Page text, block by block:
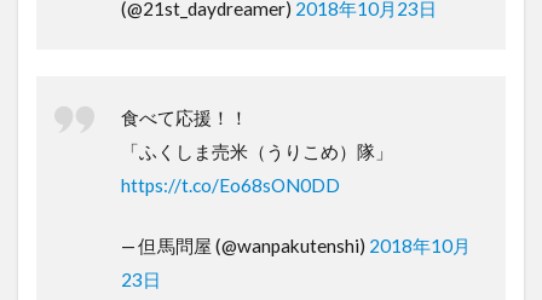
(@21st_daydreamer) 2018年10月23日
食べて応援！！
「ふくしま売米（うりこめ）隊」
https://t.co/Eo68sON0DD
— 但馬問屋 (@wanpakutenshi) 2018年10月
23日